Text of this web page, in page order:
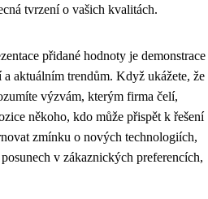
tvrzení o vašich kvalitách.
přidané hodnoty je demonstrace
aktuálním trendům. Když ukážete, že
výzvám, kterým firma čelí,
někoho, kdo může přispět k řešení
zmínku o nových technologiích,
v zákaznických preferencích,